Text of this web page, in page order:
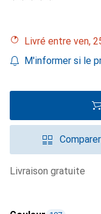
Livré entre ven,
M'informer si le
Comparer
livraison gratuite